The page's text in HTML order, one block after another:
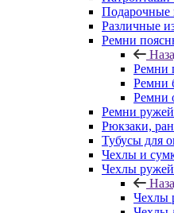
Подарочные
Различные
Ремни
Ремни
Ремни
Ремни
Ремни
Рюкзаки,
Тубусы для
Чехлы и
Чехлы
Чехлы